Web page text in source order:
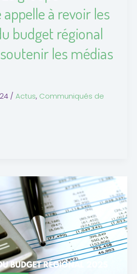
à revoir les
budget régional
les médias
/ Actus, Communiqués de